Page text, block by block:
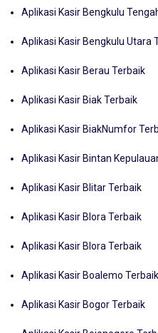
Aplikasi Kasir Bengkulu
Aplikasi Kasir Bengkulu Utara
Aplikasi Kasir Berau Terbaik
Aplikasi Kasir Biak Terbaik
Aplikasi Kasir BiakNumfor
Aplikasi Kasir Bintan
Aplikasi Kasir Blitar Terbaik
Aplikasi Kasir Blora Terbaik
Aplikasi Kasir Blora Terbaik
Aplikasi Kasir Boalemo Terbaik
Aplikasi Kasir Bogor Terbaik